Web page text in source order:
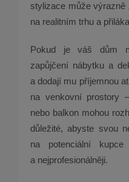
stylizace může výrazně
na realitním trhu a
Pokud je váš dům
zapůjčení nábytku a
a dodají mu příjemnou
na venkovní prostory
nebo balkon mohou
důležité, abyste svou
na potenciální kupce
a nejprofesionálněji.